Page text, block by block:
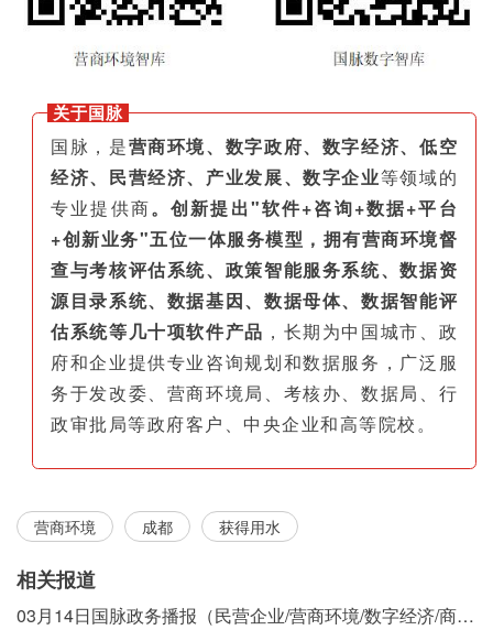
关于国脉
国脉，是营商环境、数字政府、数字经济、低空
经济、民营经济、产业发展、数字企业等领域的
专业提供商。创新提出"软件+咨询+数据+平台
+创新业务"五位一体服务模型，拥有营商环境督
查与考核评估系统、政策智能服务系统、数据资
源目录系统、数据基因、数据母体、数据智能评
估系统等几十项软件产品 ，长期为中国城市、政
府和企业提供专业咨询规划和数据服务，广泛服
务于发改委、营商环境局、考核办、数据局、行
政审批局等政府客户、中央企业和高等院校。
营商环境 成都 获得用水
相关报道
03月14日国脉政务播报（民营企业/营商环境/数字经济/商事制度改革）